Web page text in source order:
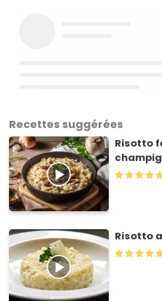
Recettes suggérées
Risotto
Risotto